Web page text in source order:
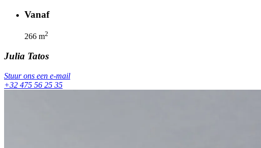
Vanaf
266 m2
Julia Tatos
Stuur ons een e-mail
+32 475 56 25 35